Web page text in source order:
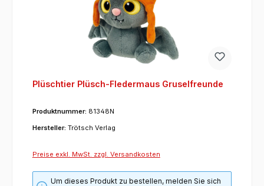
Plüschtier Plüsch-Fledermaus Gruselfreunde
Produktnummer: 81348N
Hersteller: Trötsch Verlag
Preise exkl. MwSt. zzgl. Versandkosten
Um dieses Produkt zu bestellen, melden Sie sich